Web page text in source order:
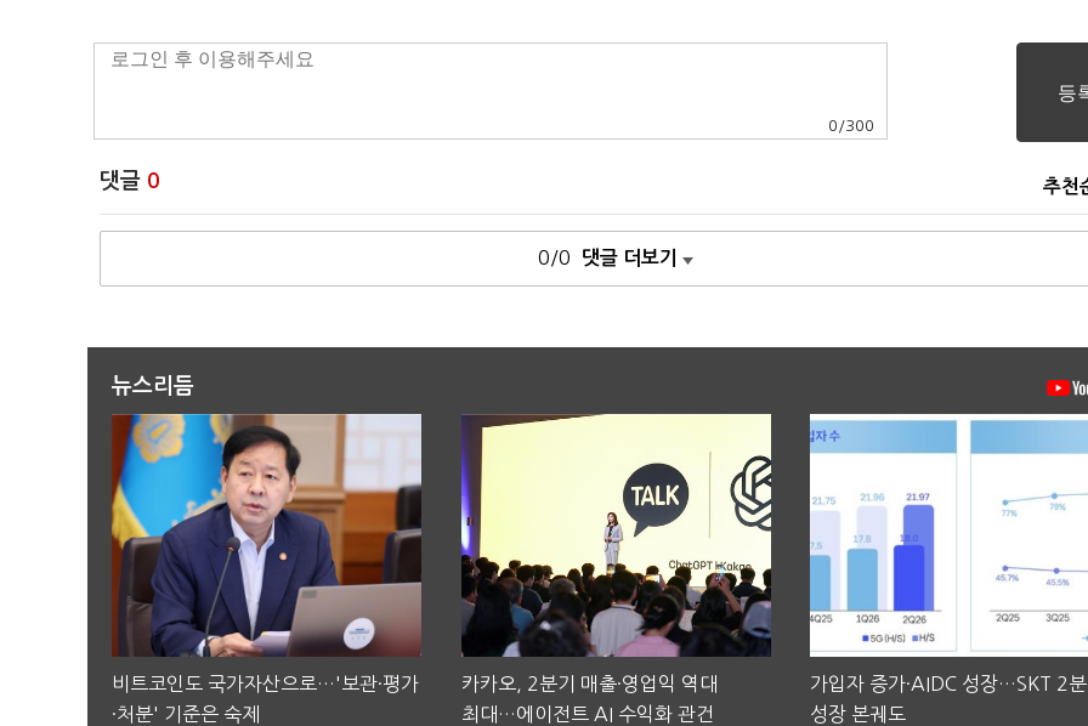
0 /300
댓글 0 추천
0/0 댓글 더보기
뉴스리듬
비트코인도 국가자산으로…'보관·평가
·처분' 기준은 숙제
카카오, 2분기 매출·영업익 역대
최대…에이전트 AI 수익화 관건
가입자 증가·AIDC 성장…SKT 2
성장 본궤도